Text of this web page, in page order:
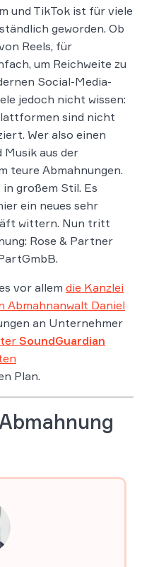
und TikTok ist für viele
geworden. Ob
Reels, für
um Reichweite zu
Social-Media-
jedoch nicht wissen:
sind nicht
Wer also einen
aus der
teure Abmahnungen.
großem Stil. Es
ein neues sehr
wittern. Nun tritt
Rose & Partner
vor allem die Kanzlei
Abmahnanwalt Daniel
an Unternehmer
SoundGuardian
Plan.